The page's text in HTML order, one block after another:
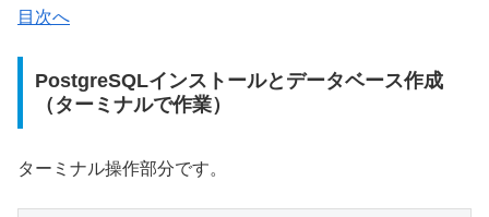
目次へ
PostgreSQLインストールとデータベース作成
（ターミナルで作業）
ターミナル操作部分です。